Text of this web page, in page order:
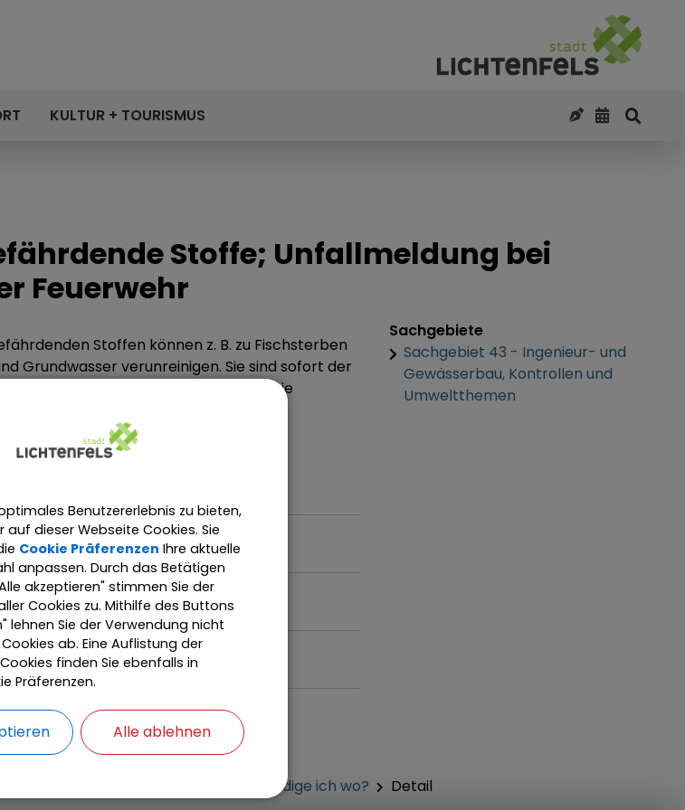
KULTUR + TOURISMUS
Was erledige ich wo? Detail
Stoffe; Unfallmeldung bei
Feuerwehr
Stoffen können z. B. zu Fischsterben
Grundwasser verunreinigen. Sie sind sofort der
(Notruf 110 oder 112) zu melden. Die
Maßnahmen zur unmittelbaren
Behörde
Sachgebiete
Sachgebiet 43 - Ingenieur- und
Gewässerbau, Kontrollen und
Umweltthemen
Benutzererlebnis zu bieten,
auf dieser Webseite Cookies. Sie
Cookie Präferenzen Ihre aktuelle
anpassen. Durch das Betätigen
akzeptieren" stimmen Sie der
Cookies zu. Mithilfe des Buttons
lehnen Sie der Verwendung nicht
ab. Eine Auflistung der
finden Sie ebenfalls in
Präferenzen.
Alle ablehnen